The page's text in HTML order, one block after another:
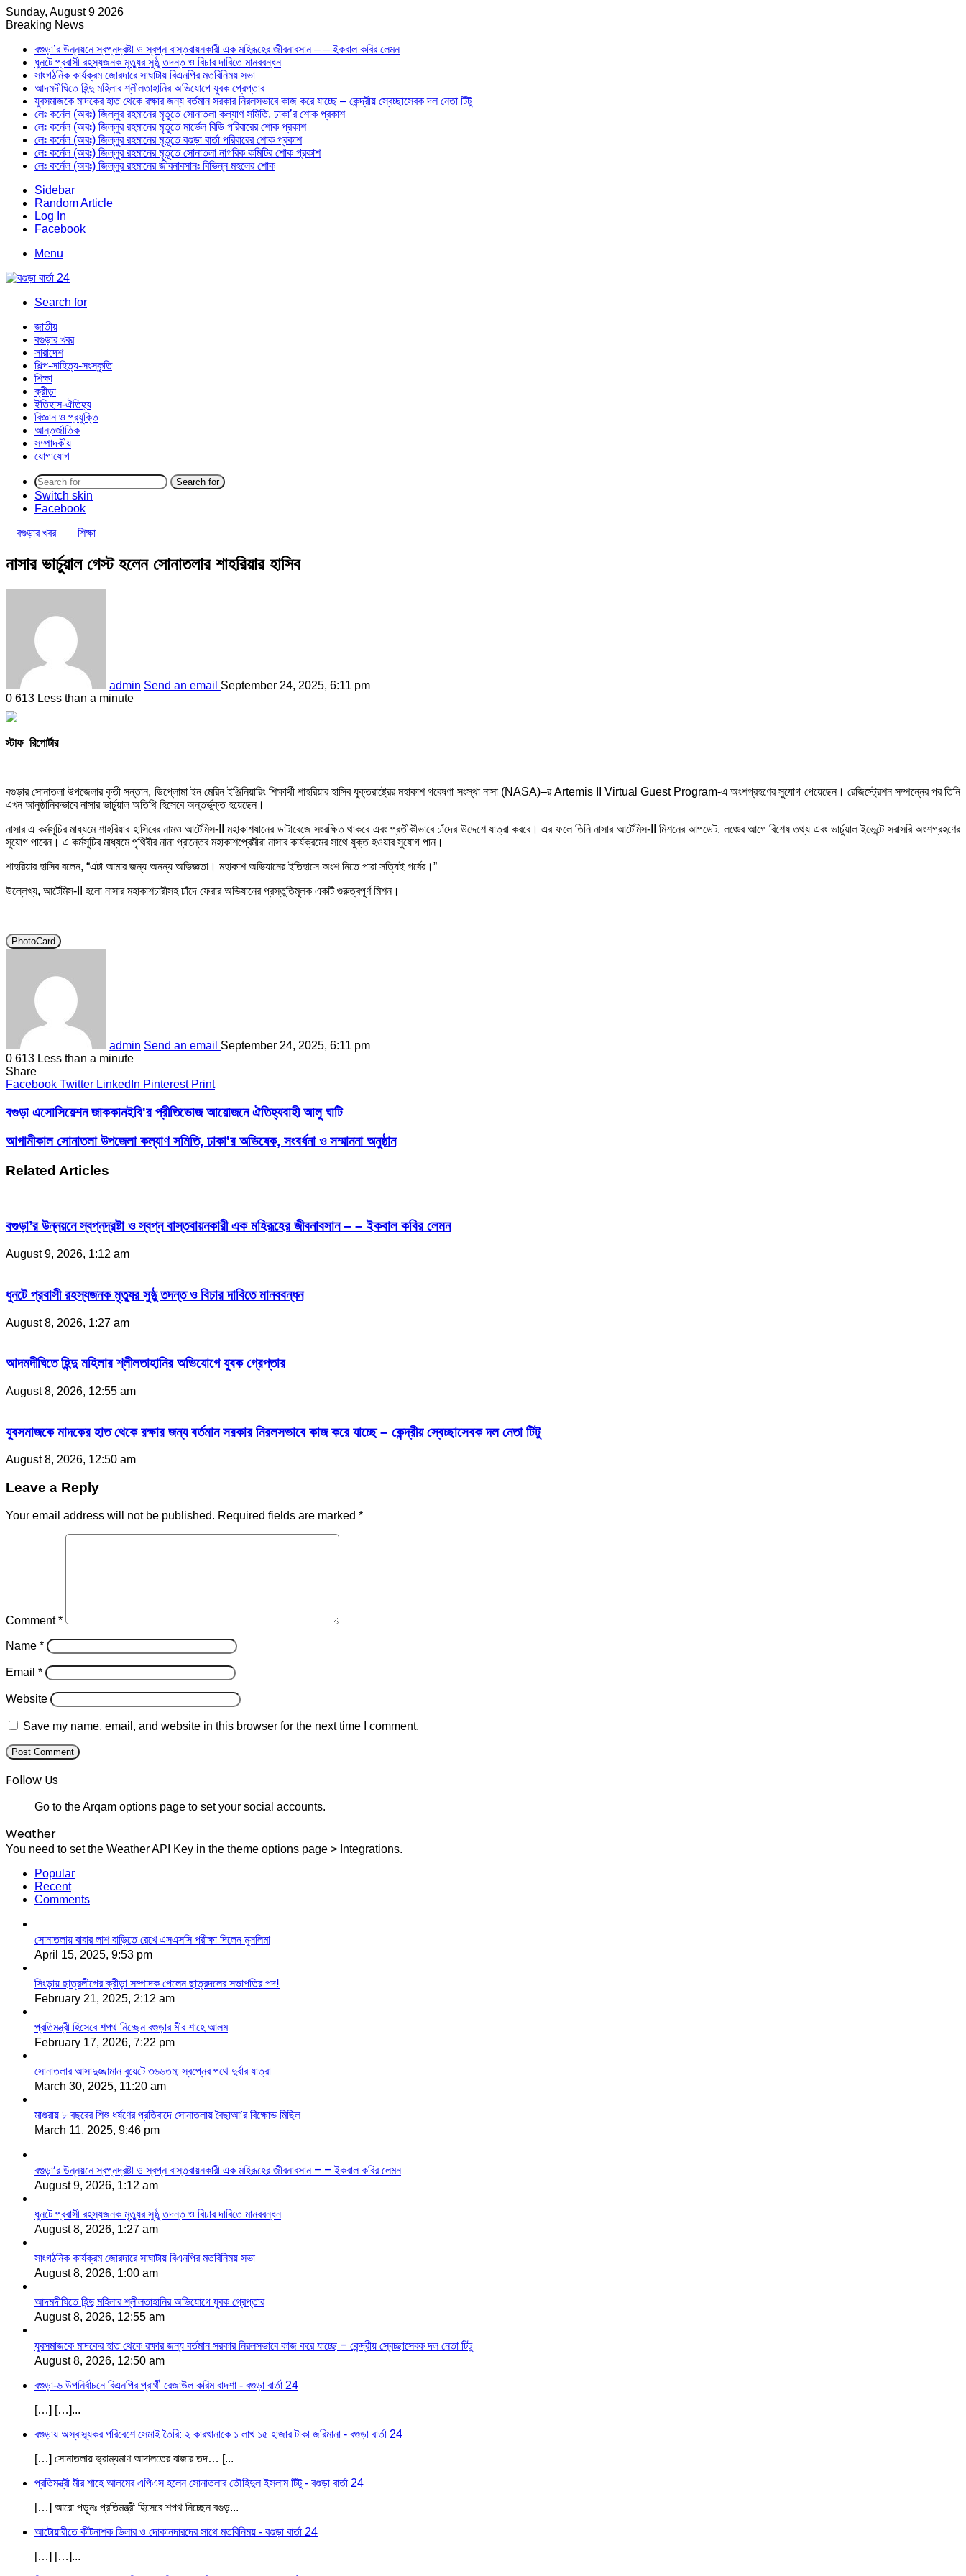
Sunday, August 9 2026
Breaking News
বগুড়া’র উন্নয়নে স্বপ্নদ্রষ্টা ও স্বপ্ন বাস্তবায়নকারী এক মহিরূহের জীবনাবসান – – ইকবাল কবির লেমন
ধুনটে প্রবাসী রহস্যজনক মৃত্যুর সুষ্ঠু তদন্ত ও বিচার দাবিতে মানববন্ধন
সাংগঠনিক কার্যক্রম জোরদারে সাঘাটায় বিএনপির মতবিনিময় সভা
আদমদীঘিতে হিন্দু মহিলার শ্লীলতাহানির অভিযোগে যুবক গ্রেপ্তার
যুবসমাজকে মাদকের হাত থেকে রক্ষার জন্য বর্তমান সরকার নিরলসভাবে কাজ করে যাচ্ছে – কেন্দ্রীয় স্বেচ্ছাসেবক দল নেতা টিটু
লেঃ কর্নেল (অবঃ) জিল্লুর রহমানের মৃতূতে সোনাতলা কল্যাণ সমিতি, ঢাকা’র শোক প্রকাশ
লেঃ কর্নেল (অবঃ) জিল্লুর রহমানের মৃতূতে মার্ভেল বিডি পরিবারের শোক প্রকাশ
লেঃ কর্নেল (অবঃ) জিল্লুর রহমানের মৃতূতে বগুড়া বার্তা পরিবারের শোক প্রকাশ
লেঃ কর্নেল (অবঃ) জিল্লুর রহমানের মৃতূতে সোনাতলা নাগরিক কমিটির শোক প্রকাশ
লেঃ কর্নেল (অবঃ) জিল্লুর রহমানের জীবনাবসানঃ বিভিন্ন মহলের শোক
Sidebar
Random Article
Log In
Facebook
Menu
Search for
জাতীয়
বগুড়ার খবর
সারাদেশ
শিল্প-সাহিত্য-সংস্কৃতি
শিক্ষা
ক্রীড়া
ইতিহাস-ঐতিহ্য
বিজ্ঞান ও প্রযুক্তি
আন্তর্জাতিক
সম্পাদকীয়
যোগাযোগ
Search for
Switch skin
Facebook
বগুড়ার খবর
শিক্ষা
নাসার ভার্চুয়াল গেস্ট হলেন সোনাতলার শাহরিয়ার হাসিব
admin Send an email September 24, 2025, 6:11 pm
0 613 Less than a minute
স্টাফ রিপোর্টার
বগুড়ার সোনাতলা উপজেলার কৃতী সন্তান, ডিপ্লোমা ইন মেরিন ইঞ্জিনিয়ারিং শিক্ষার্থী শাহরিয়ার হাসিব যুক্তরাষ্ট্রের মহাকাশ গবেষণা সংস্থা নাসা (NASA)–র Artemis II Virtual Guest Program-এ অংশগ্রহণের সুযোগ পেয়েছেন। রেজিস্ট্রেশন সম্পন্নের পর তিনি
এখন আনুষ্ঠানিকভাবে নাসার ভার্চুয়াল অতিথি হিসেবে অন্তর্ভুক্ত হয়েছেন।
নাসার এ কর্মসূচির মাধ্যমে শাহরিয়ার হাসিবের নামও আর্টেমিস-II মহাকাশযানের ডাটাবেজে সংরক্ষিত থাকবে এবং প্রতীকীভাবে চাঁদের উদ্দেশে যাত্রা করবে। এর ফলে তিনি নাসার আর্টেমিস-II মিশনের আপডেট, লঞ্চের আগে বিশেষ তথ্য এবং ভার্চুয়াল ইভেন্টে সরাসরি অংশগ্রহণের
সুযোগ পাবেন। এ কর্মসূচির মাধ্যমে পৃথিবীর নানা প্রান্তের মহাকাশপ্রেমীরা নাসার কার্যক্রমের সাথে যুক্ত হওয়ার সুযোগ পান।
শাহরিয়ার হাসিব বলেন, “এটা আমার জন্য অনন্য অভিজ্ঞতা। মহাকাশ অভিযানের ইতিহাসে অংশ নিতে পারা সত্যিই গর্বের।”
উল্লেখ্য, আর্টেমিস-II হলো নাসার মহাকাশচারীসহ চাঁদে ফেরার অভিযানের প্রস্তুতিমূলক একটি গুরুত্বপূর্ণ মিশন।
PhotoCard
admin Send an email September 24, 2025, 6:11 pm
0 613 Less than a minute
Share
Facebook Twitter LinkedIn Pinterest Print
বগুড়া এসোসিয়েশন জাককানইবি'র প্রীতিভোজ আয়োজনে ঐতিহ্যবাহী আলু ঘাটি
আগামীকাল সোনাতলা উপজেলা কল্যাণ সমিতি, ঢাকা'র অভিষেক, সংবর্ধনা ও সম্মাননা অনুষ্ঠান
Related Articles
বগুড়া’র উন্নয়নে স্বপ্নদ্রষ্টা ও স্বপ্ন বাস্তবায়নকারী এক মহিরূহের জীবনাবসান – – ইকবাল কবির লেমন
August 9, 2026, 1:12 am
ধুনটে প্রবাসী রহস্যজনক মৃত্যুর সুষ্ঠু তদন্ত ও বিচার দাবিতে মানববন্ধন
August 8, 2026, 1:27 am
আদমদীঘিতে হিন্দু মহিলার শ্লীলতাহানির অভিযোগে যুবক গ্রেপ্তার
August 8, 2026, 12:55 am
যুবসমাজকে মাদকের হাত থেকে রক্ষার জন্য বর্তমান সরকার নিরলসভাবে কাজ করে যাচ্ছে – কেন্দ্রীয় স্বেচ্ছাসেবক দল নেতা টিটু
August 8, 2026, 12:50 am
Leave a Reply
Your email address will not be published. Required fields are marked *
Comment*
Name *
Email *
Website
Save my name, email, and website in this browser for the next time I comment.
Follow Us
Go to the Arqam options page to set your social accounts.
Weather
You need to set the Weather API Key in the theme options page > Integrations.
Popular
Recent
Comments
সোনাতলায় বাবার লাশ বাড়িতে রেখে এসএসসি পরীক্ষা দিলেন মুসলিমা
April 15, 2025, 9:53 pm
সিংড়ায় ছাত্রলীগের ক্রীড়া সম্পাদক পেলেন ছাত্রদলের সভাপতির পদ!
February 21, 2025, 2:12 am
প্রতিমন্ত্রী হিসেবে শপথ নিচ্ছেন বগুড়ার মীর শাহে আলম
February 17, 2026, 7:22 pm
সোনাতলার আসাদুজ্জামান বুয়েটে ৩৬৬তম; স্বপ্নের পথে দুর্বার যাত্রা
March 30, 2025, 11:20 am
মাগুরায় ৮ বছরের শিশু ধর্ষণের প্রতিবাদে সোনাতলায় বৈছাআ’র বিক্ষোভ মিছিল
March 11, 2025, 9:46 pm
বগুড়া’র উন্নয়নে স্বপ্নদ্রষ্টা ও স্বপ্ন বাস্তবায়নকারী এক মহিরূহের জীবনাবসান – – ইকবাল কবির লেমন
August 9, 2026, 1:12 am
ধুনটে প্রবাসী রহস্যজনক মৃত্যুর সুষ্ঠু তদন্ত ও বিচার দাবিতে মানববন্ধন
August 8, 2026, 1:27 am
সাংগঠনিক কার্যক্রম জোরদারে সাঘাটায় বিএনপির মতবিনিময় সভা
August 8, 2026, 1:00 am
আদমদীঘিতে হিন্দু মহিলার শ্লীলতাহানির অভিযোগে যুবক গ্রেপ্তার
August 8, 2026, 12:55 am
যুবসমাজকে মাদকের হাত থেকে রক্ষার জন্য বর্তমান সরকার নিরলসভাবে কাজ করে যাচ্ছে – কেন্দ্রীয় স্বেচ্ছাসেবক দল নেতা টিটু
August 8, 2026, 12:50 am
বগুড়া-৬ উপনির্বাচনে বিএনপির প্রার্থী রেজাউল করিম বাদশা - বগুড়া বার্তা 24
[…] […]...
বগুড়ায় অস্বাস্থ্যকর পরিবেশে সেমাই তৈরি: ২ কারখানাকে ১ লাখ ১৫ হাজার টাকা জরিমানা - বগুড়া বার্তা 24
[…] সোনাতলায় ভ্রাম্যমাণ আদালতের বাজার তদ… [...
প্রতিমন্ত্রী মীর শাহে আলমের এপিএস হলেন সোনাতলার তৌহিদুল ইসলাম টিটু - বগুড়া বার্তা 24
[…] আরো পড়ূনঃ প্রতিমন্ত্রী হিসেবে শপথ নিচ্ছেন বগুড়...
আটোয়ারীতে কীটনাশক ডিলার ও দোকানদারদের সাথে মতবিনিময় - বগুড়া বার্তা 24
[…] […]...